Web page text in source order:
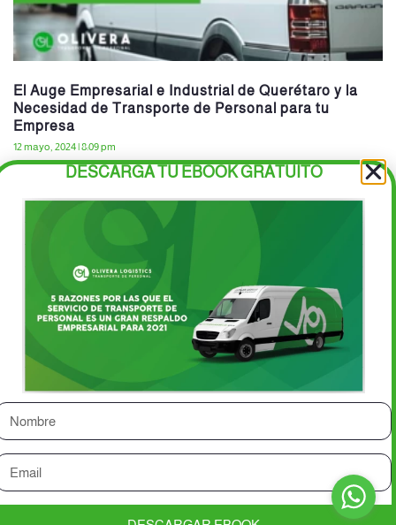
El Auge Empresarial e Industrial de Querétaro y la
Necesidad de Transporte de Personal para tu
Empresa
12 mayo, 2024 8:09 pm
Querétaro se ha convertido en un epicentro de crecimiento
empresarial e industrial. Con una ubicación estratégica y
Blvr. Camino Real de Carretas
502, piso 1, Milenio III,
Querétaro.
(442) 222 8115
Inicio
Contacto
Solicita una
cotización
2024 Copyright Olivera
DESCARGA TU EBOOK GRATUITO